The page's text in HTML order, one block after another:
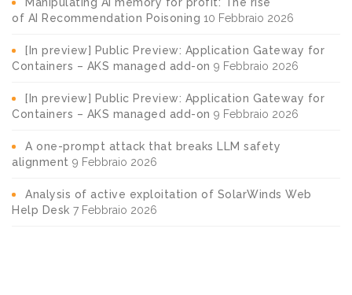
of AI Recommendation Poisoning 10 Febbraio 2026
[In preview] Public Preview: Application Gateway for
Containers – AKS managed add-on 9 Febbraio 2026
[In preview] Public Preview: Application Gateway for
Containers – AKS managed add-on 9 Febbraio 2026
A one-prompt attack that breaks LLM safety
alignment 9 Febbraio 2026
Analysis of active exploitation of SolarWinds Web
Help Desk 7 Febbraio 2026